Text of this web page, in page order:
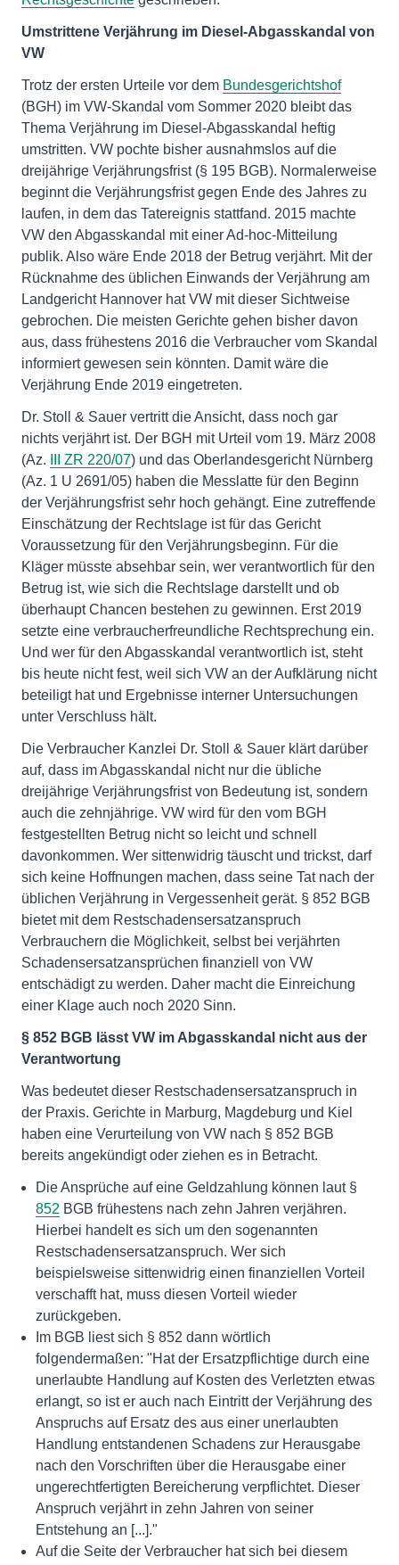
Umstrittene Verjährung im Diesel-Abgasskandal von
VW
Trotz der ersten Urteile vor dem Bundesgerichtshof
(BGH) im VW-Skandal vom Sommer 2020 bleibt das
Thema Verjährung im Diesel-Abgasskandal heftig
umstritten. VW pochte bisher ausnahmslos auf die
dreijährige Verjährungsfrist (§ 195 BGB). Normalerweise
beginnt die Verjährungsfrist gegen Ende des Jahres zu
laufen, in dem das Tatereignis stattfand. 2015 machte
VW den Abgasskandal mit einer Ad-hoc-Mitteilung
publik. Also wäre Ende 2018 der Betrug verjährt. Mit der
Rücknahme des üblichen Einwands der Verjährung am
Landgericht Hannover hat VW mit dieser Sichtweise
gebrochen. Die meisten Gerichte gehen bisher davon
aus, dass frühestens 2016 die Verbraucher vom Skandal
informiert gewesen sein könnten. Damit wäre die
Verjährung Ende 2019 eingetreten.
Dr. Stoll & Sauer vertritt die Ansicht, dass noch gar
nichts verjährt ist. Der BGH mit Urteil vom 19. März 2008
(Az.
III ZR 220/07) und das Oberlandesgericht Nürnberg
(Az. 1 U 2691/05) haben die Messlatte für den Beginn
der Verjährungsfrist sehr hoch gehängt. Eine zutreffende
Einschätzung der Rechtslage ist für das Gericht
Voraussetzung für den Verjährungsbeginn. Für die
Kläger müsste absehbar sein, wer verantwortlich für den
Betrug ist, wie sich die Rechtslage darstellt und ob
überhaupt Chancen bestehen zu gewinnen. Erst 2019
setzte eine verbraucherfreundliche Rechtsprechung ein.
Und wer für den Abgasskandal verantwortlich ist, steht
bis heute nicht fest, weil sich VW an der Aufklärung nicht
beteiligt hat und Ergebnisse interner Untersuchungen
unter Verschluss hält.
Die Verbraucher Kanzlei Dr. Stoll & Sauer klärt darüber
auf, dass im Abgasskandal nicht nur die übliche
dreijährige Verjährungsfrist von Bedeutung ist, sondern
auch die zehnjährige. VW wird für den vom BGH
festgestellten Betrug nicht so leicht und schnell
davonkommen. Wer sittenwidrig täuscht und trickst, darf
sich keine Hoffnungen machen, dass seine Tat nach der
üblichen Verjährung in Vergessenheit gerät. § 852 BGB
bietet mit dem Restschadensersatzanspruch
Verbrauchern die Möglichkeit, selbst bei verjährten
Schadensersatzansprüchen finanziell von VW
entschädigt zu werden. Daher macht die Einreichung
einer Klage auch noch 2020 Sinn.
§ 852 BGB lässt VW im Abgasskandal nicht aus der
Verantwortung
Was bedeutet dieser Restschadensersatzanspruch in
der Praxis. Gerichte in Marburg, Magdeburg und Kiel
haben eine Verurteilung von VW nach § 852 BGB
bereits angekündigt oder ziehen es in Betracht.
Die Ansprüche auf eine Geldzahlung können laut §
852 BGB frühestens nach zehn Jahren verjähren.
Hierbei handelt es sich um den sogenannten
Restschadensersatzanspruch. Wer sich
beispielsweise sittenwidrig einen finanziellen Vorteil
verschafft hat, muss diesen Vorteil wieder
zurückgeben.
Im BGB liest sich § 852 dann wörtlich
folgendermaßen: "Hat der Ersatzpflichtige durch eine
unerlaubte Handlung auf Kosten des Verletzten etwas
erlangt, so ist er auch nach Eintritt der Verjährung des
Anspruchs auf Ersatz des aus einer unerlaubten
Handlung entstandenen Schadens zur Herausgabe
nach den Vorschriften über die Herausgabe einer
ungerechtfertigten Bereicherung verpflichtet. Dieser
Anspruch verjährt in zehn Jahren von seiner
Entstehung an [...]."
Auf die Seite der Verbraucher hat sich bei diesem